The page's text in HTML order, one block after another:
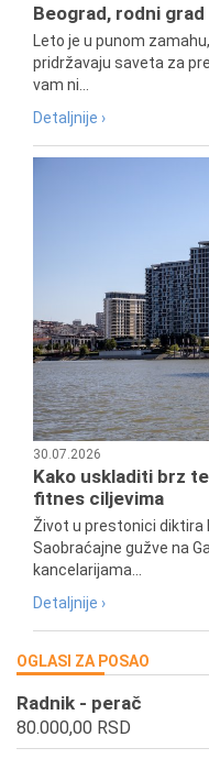
Beograd, rodni
Leto je u punom
pridržavaju saveta za
vam ni...
Detaljnije ›
30.07.2026
Kako uskladiti brz
fitnes ciljevima
Život u prestonici diktira
Saobraćajne gužve na
kancelarijama...
Detaljnije ›
OGLASI ZA POSAO
Radnik - perač
80.000,00 RSD